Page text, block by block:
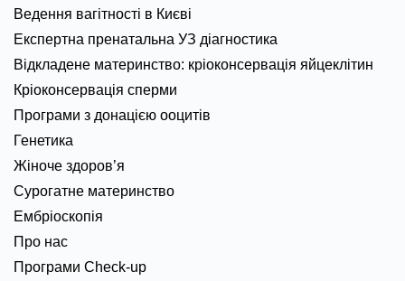
Ведення вагітності в Києві
Експертна пренатальна УЗ діагностика
Відкладене материнство: кріоконсервація яйцеклітин
Кріоконсервація сперми
Програми з донацією ооцитів
Генетика
Жіноче здоров’я
Сурогатне материнство
Ембріоскопія
Про нас
Програми Check-up